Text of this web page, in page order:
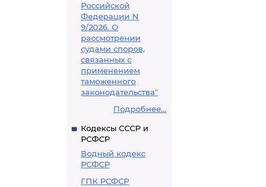
Российской
Федерации N
9/2026. О
рассмотрении
судами споров,
связанных с
применением
таможенного
законодательства"
Подробнее...
Кодексы СССР и
РСФСР
Водный кодекс
РСФСР
ГПК РСФСР